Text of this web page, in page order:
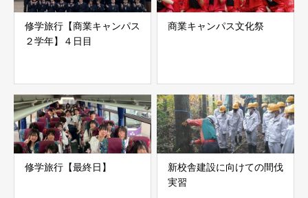
修学旅行【商業キャンパス
２学年】４日目
商業キャンパス文化祭
修学旅行【最終日】
新校舎建設に向けての間伐
実習